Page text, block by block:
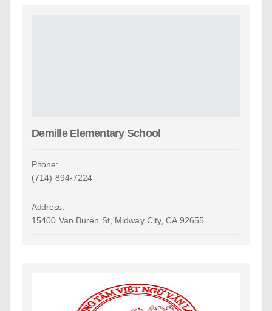
Demille Elementary School
Phone:
(714) 894-7224
Address:
15400 Van Buren St, Midway City, CA 92655